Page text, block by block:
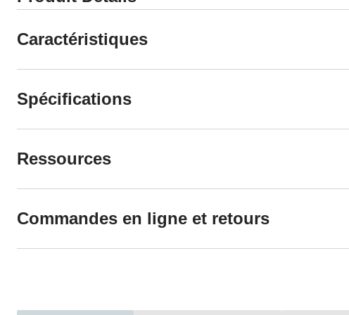
Caractéristiques
Spécifications
Ressources
Commandes en ligne et retours